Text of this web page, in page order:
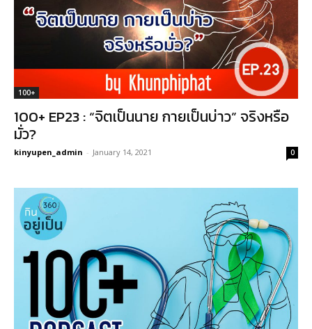
100+
100+ EP23 : “จิตเป็นนาย กายเป็นบ่าว” จริงหรือ
มั่ว?
kinyupen_admin - January 14, 2021 0